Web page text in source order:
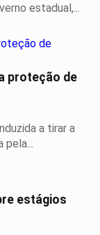
estadual,...
proteção de
a tirar a
estágios